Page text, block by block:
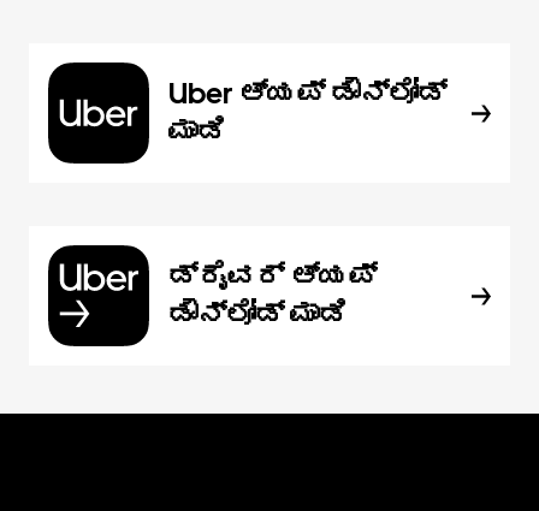
Uber ಆ್ಯಪ್‍ ಡೌನ್‌ಲೋಡ್
ಮಾಡಿ
ಡ್ರೈವರ್ ಆ್ಯಪ್
ಡೌನ್‌ಲೋಡ್ ಮಾಡಿ